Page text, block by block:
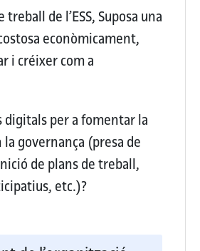
de l’ESS, Suposa una
econòmicament,
i créixer com a
per a fomentar la
governança (presa de
de plans de treball,
etc.)?